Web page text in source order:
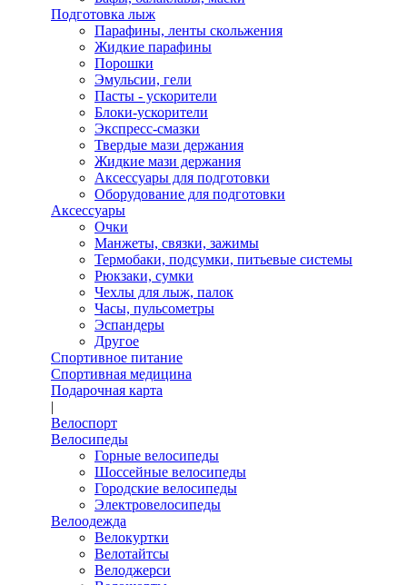
Подготовка лыж
Парафины, ленты скольжения
Жидкие парафины
Порошки
Эмульсии, гели
Пасты - ускорители
Блоки-ускорители
Экспресс-смазки
Твердые мази держания
Жидкие мази держания
Аксессуары для подготовки
Оборудование для подготовки
Аксессуары
Очки
Манжеты, связки, зажимы
Термобаки, подсумки, питьевые системы
Рюкзаки, сумки
Чехлы для лыж, палок
Часы, пульсометры
Эспандеры
Другое
Спортивное питание
Спортивная медицина
Подарочная карта
|
Велоспорт
Велосипеды
Горные велосипеды
Шоссейные велосипеды
Городские велосипеды
Электровелосипеды
Велоодежда
Велокуртки
Велотайтсы
Велоджерси